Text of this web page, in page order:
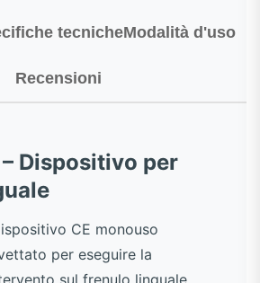
tecnicheModalità d'uso
Recensioni
Dispositivo per
CE monouso
per eseguire la